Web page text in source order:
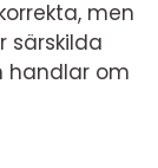
men
särskilda
handlar om